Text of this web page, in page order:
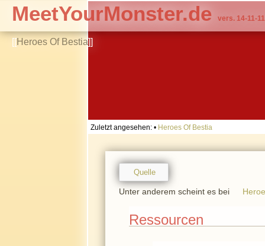
[[Heroes Of Bestia]]
MeetYourMonster.de vers. 14-11-11
Zuletzt angesehen: • Heroes Of Bestia
Quelle
Unter anderem scheint es bei
Ressourcen